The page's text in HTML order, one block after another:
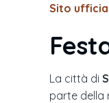
Sito
La città di
parte della